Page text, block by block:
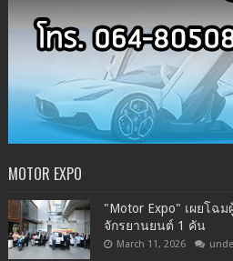
MOTOR EXPO
"Motor Expo" เผยโฉ
จักรยานยนต์ 1 คัน
March 11, 2026